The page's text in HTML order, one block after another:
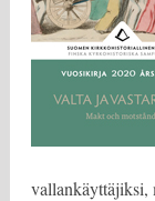
vallankäyttäjiksi,